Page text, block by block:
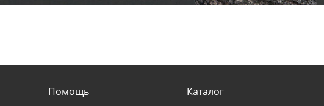
Помощь
Каталог